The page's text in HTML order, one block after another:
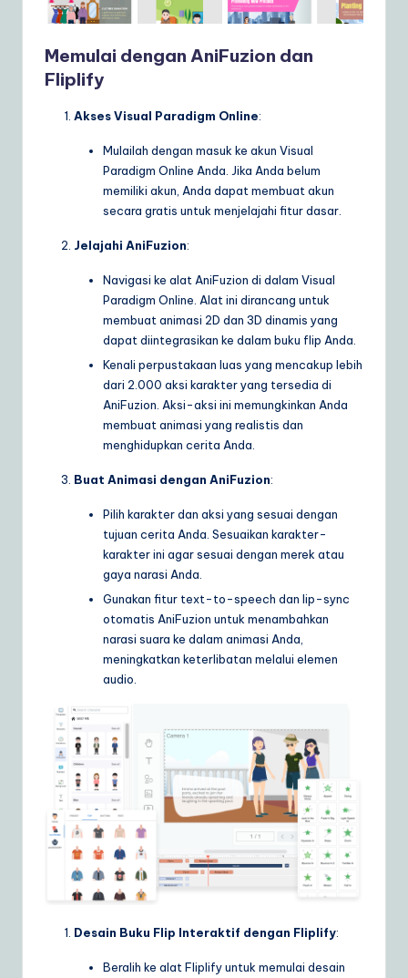
Memulai dengan AniFuzion dan
Fliplify
Akses Visual Paradigm Online:
Mulailah dengan masuk ke akun Visual
Paradigm Online Anda. Jika Anda belum
memiliki akun, Anda dapat membuat akun
secara gratis untuk menjelajahi fitur dasar.
Jelajahi AniFuzion:
Navigasi ke alat AniFuzion di dalam Visual
Paradigm Online. Alat ini dirancang untuk
membuat animasi 2D dan 3D dinamis yang
dapat diintegrasikan ke dalam buku flip Anda.
Kenali perpustakaan luas yang mencakup lebih
dari 2.000 aksi karakter yang tersedia di
AniFuzion. Aksi-aksi ini memungkinkan Anda
membuat animasi yang realistis dan
menghidupkan cerita Anda.
Buat Animasi dengan AniFuzion:
Pilih karakter dan aksi yang sesuai dengan
tujuan cerita Anda. Sesuaikan karakter-
karakter ini agar sesuai dengan merek atau
gaya narasi Anda.
Gunakan fitur text-to-speech dan lip-sync
otomatis AniFuzion untuk menambahkan
narasi suara ke dalam animasi Anda,
meningkatkan keterlibatan melalui elemen
audio.
Desain Buku Flip Interaktif dengan Fliplify:
Beralih ke alat Fliplify untuk memulai desain